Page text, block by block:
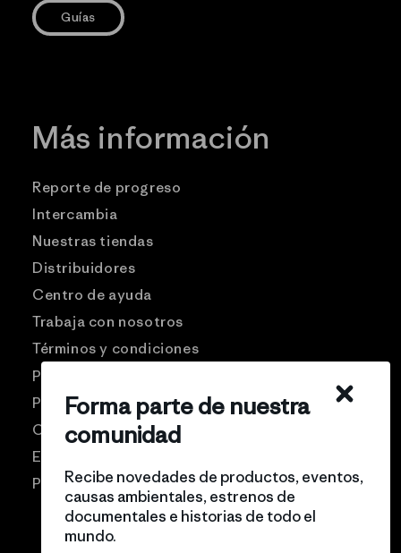
Guías
Más información
Reporte de progreso
Intercambia
Nuestras tiendas
Distribuidores
Centro de ayuda
Trabaja con nosotros
Términos y condiciones
Patagonia USA
Preguntas frecuentes
Comunidad Pro
Eventos
Politicas de privacidad
Forma parte de nuestra
comunidad
Recibe novedades de productos, eventos,
causas ambientales, estrenos de
documentales e historias de todo el
mundo.